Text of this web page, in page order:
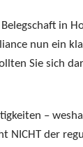
in
nun ein
Sie sich
–
der